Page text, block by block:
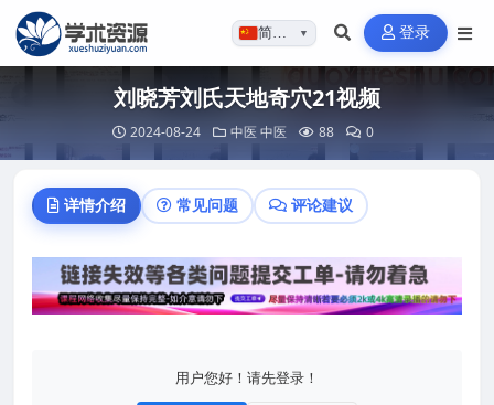
简体…▼ 登录
刘晓芳刘氏天地奇穴21视频
2024-08-24 中医 中医 88 0
详情介绍 常见问题 评论建议
用户您好！请先登录！